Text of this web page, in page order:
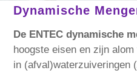
Dynamische
De ENTEC dynamische
hoogste eisen en zijn
in (afval)waterzuiveringen